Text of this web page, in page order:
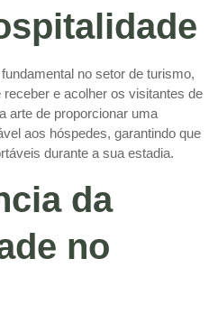
no setor de turismo,
e acolher os visitantes de
arte de proporcionar uma
aos hóspedes, garantindo que
durante a sua estadia.
da
no